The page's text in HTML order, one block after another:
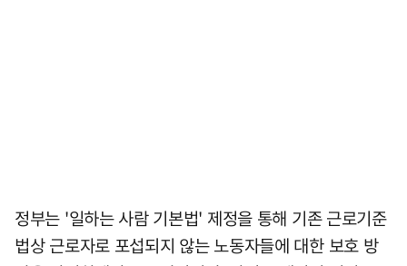
정부는 '일하는 사람 기본법' 제정을 통해 기존 근로기준
법상 근로자로 포섭되지 않는 노동자들에 대한 보호 방